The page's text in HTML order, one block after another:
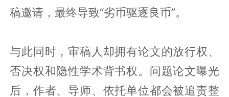
稿邀请，最终导致“劣币驱逐良币”。
与此同时，审稿人却拥有论文的放行权、
否决权和隐性学术背书权。问题论文曝光
后，作者、导师、依托单位都会被追责整